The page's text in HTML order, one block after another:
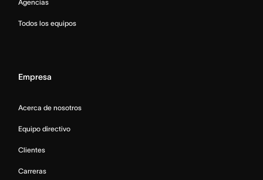
Agencias
Todos los equipos
Empresa
Acerca de nosotros
Equipo directivo
Clientes
Carreras